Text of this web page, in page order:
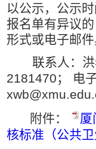
以公示，公示
报名单有异议
形式或电子邮件
联系人：洪
2181470； 电
附件：
厦
核标准（公共